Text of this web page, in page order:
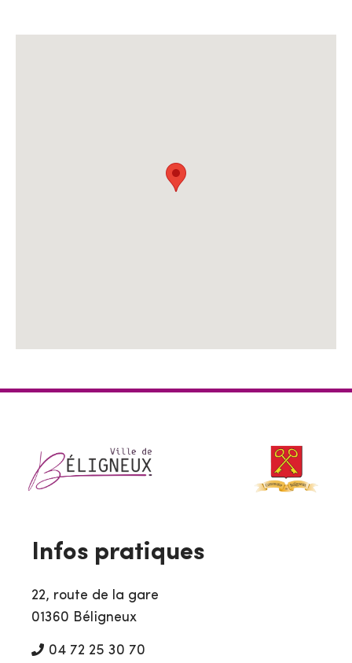
Infos pratiques
22, route de la gare
01360 Béligneux
04 72 25 30 70